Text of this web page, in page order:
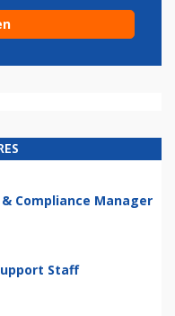
Compliance Manager
Staff